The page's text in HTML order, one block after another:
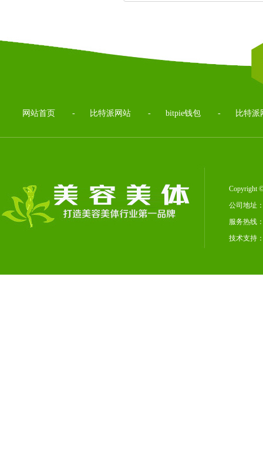
网站首页 - 比特派网站 - bitpie钱包 - 比特
Copyright
公司地址
服务热线
技术支持